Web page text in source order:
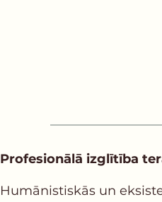
Profesionālā izglītība
Humānistiskās un